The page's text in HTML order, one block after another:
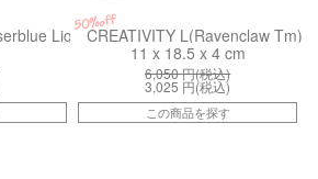
Light)
50%off
CREATIVITY L(Ravenclaw Tm)
11 x 18.5 x 4 cm
6,050円(税込)
3,025 円(税込)
この商品を探す